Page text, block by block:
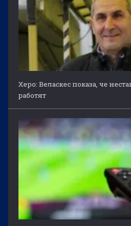
Херо: Веласкес показа, че
работят